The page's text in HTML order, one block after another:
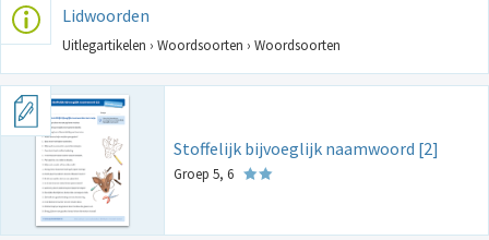
Lidwoorden
Uitlegartikelen › Woordsoorten › Woordsoorten
Stoffelijk bijvoeglijk naamwoord [2]
Groep 5, 6